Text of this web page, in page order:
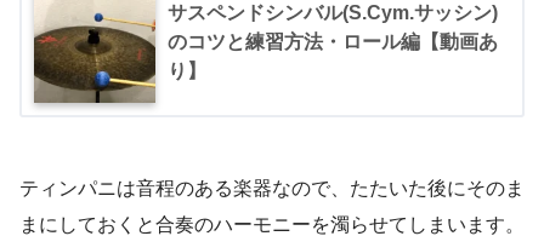
サスペンドシンバル(S.Cym.サッシン)
のコツと練習方法・ロール編【動画あ
り】
ティンパニは音程のある楽器なので、たたいた後にそのま
まにしておくと合奏のハーモニーを濁らせてしまいます。